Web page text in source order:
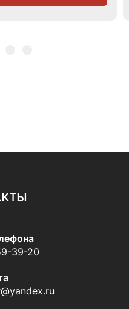
39-20